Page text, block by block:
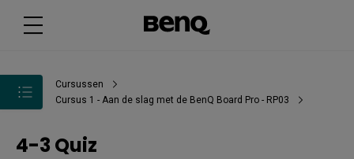
Cursussen
Cursus 1 - Aan de slag met de BenQ Board Pro - RP03
4-3 Quiz